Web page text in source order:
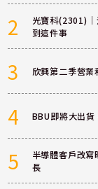
2
光寶科(2301)
到這件事
3 欣興第二季營
4 BBU即將大出
5
半導體客戶改
長